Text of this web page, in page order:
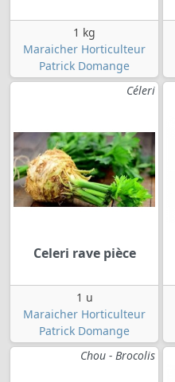
1 kg
Maraicher Horticulteur
Patrick Domange
Céleri
Celeri rave pièce
1 u
Maraicher Horticulteur
Patrick Domange
Chou - Brocolis